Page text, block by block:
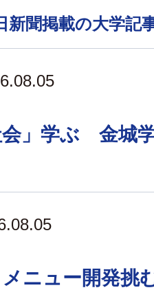
新聞掲載の大学記
会」学ぶ 金城
ニュー開発